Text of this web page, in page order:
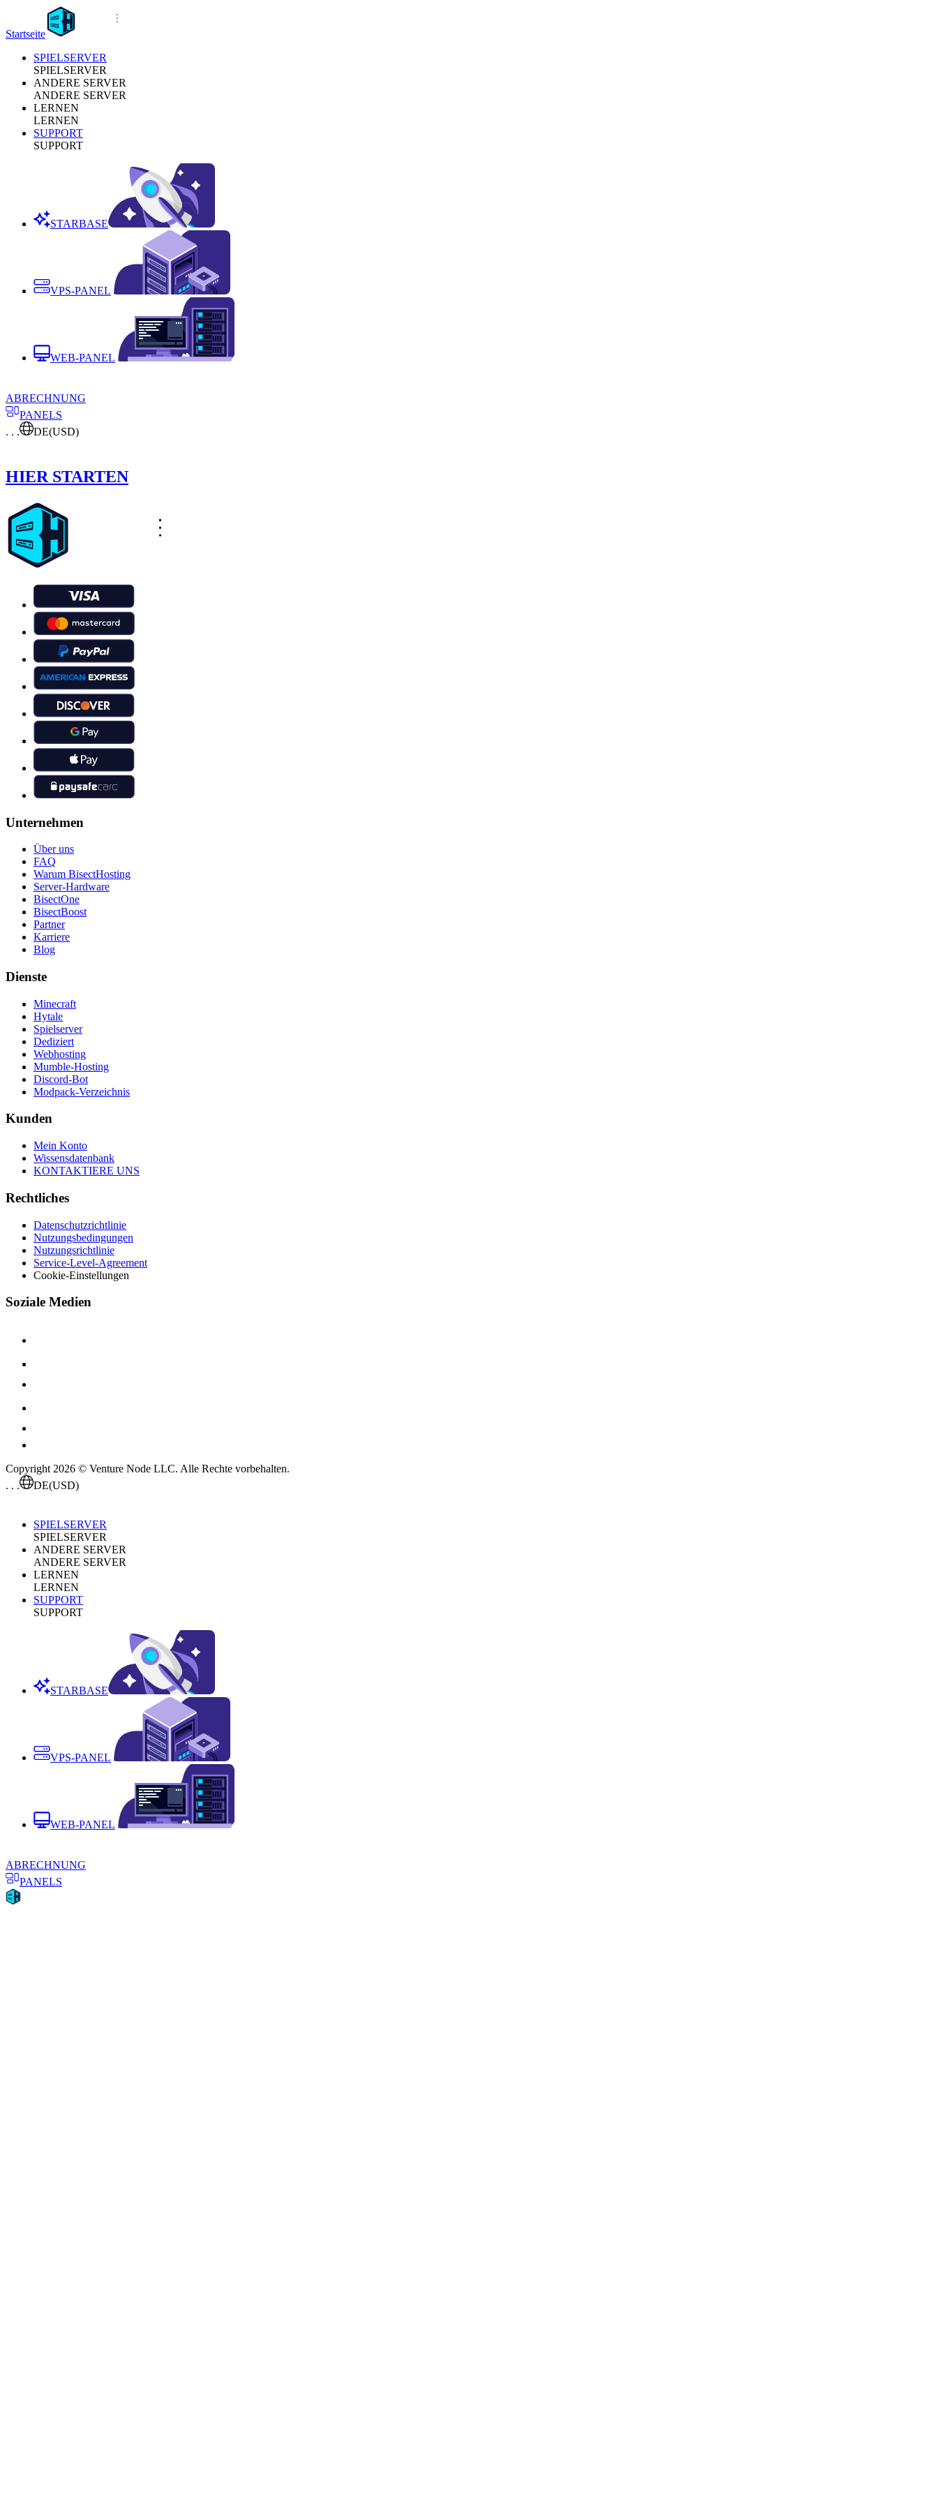
Startseite
SPIELSERVER
SPIELSERVER
ANDERE SERVER
ANDERE SERVER
LERNEN
LERNEN
SUPPORT
SUPPORT
STARBASE
VPS-PANEL
WEB-PANEL
ABRECHNUNG
PANELS
. . .
DE(USD)
HIER STARTEN
Unternehmen
Über uns
FAQ
Warum BisectHosting
Server-Hardware
BisectOne
BisectBoost
Partner
Karriere
Blog
Dienste
Minecraft
Hytale
Spielserver
Dediziert
Webhosting
Mumble-Hosting
Discord-Bot
Modpack-Verzeichnis
Kunden
Mein Konto
Wissensdatenbank
KONTAKTIERE UNS
Rechtliches
Datenschutzrichtlinie
Nutzungsbedingungen
Nutzungsrichtlinie
Service-Level-Agreement
Cookie-Einstellungen
Soziale Medien
Copyright 2026 © Venture Node LLC. Alle Rechte vorbehalten.
. . .
DE(USD)
SPIELSERVER
SPIELSERVER
ANDERE SERVER
ANDERE SERVER
LERNEN
LERNEN
SUPPORT
SUPPORT
STARBASE
VPS-PANEL
WEB-PANEL
ABRECHNUNG
PANELS